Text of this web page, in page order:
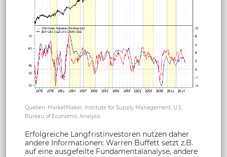
Quellen: MarketMaker, Institute for Supply Management, U.S.
Bureau of Economic Analysis
Erfolgreiche Langfristinvestoren nutzen daher
andere Informationen: Warren Buffett setzt z.B.
auf eine ausgefeilte Fundamentalanalyse, andere